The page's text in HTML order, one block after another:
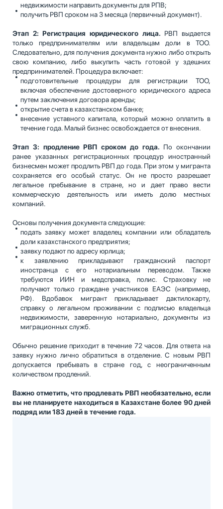
недвижимости направить документы для РПВ;
получить РВП сроком на 3 месяца (первичный документ).
Этап 2: Регистрация юридического лица. РВП выдается
только предпринимателям или владельцам доли в ТОО.
Следовательно, для получения документа нужно либо открыть
свою компанию, либо выкупить часть готовой у здешних
предпринимателей. Процедура включает:
подготовительные процедуры для регистрации ТОО,
включая обеспечение достоверного юридического адреса
путем заключения договора аренды;
открытие счета в казахстанском банке;
внесение уставного капитала, который можно оплатить в
течение года. Малый бизнес освобождается от внесения.
Этап 3: продление РВП сроком до года. По окончании
ранее указанных регистрационных процедур иностранный
бизнесмен может продлить РВП до года. При этом у мигранта
сохраняется его особый статус. Он не просто разрешает
легальное пребывание в стране, но и дает право вести
коммерческую деятельность или иметь долю местных
компаний.
Основы получения документа следующие:
подать заявку может владелец компании или обладатель
доли казахстанского предприятия;
заявку подают по адресу юрлица;
к заявлению прикладывают гражданский паспорт
иностранца с его нотариальным переводом. Также
требуются ИИН и медсправка, полис. Страховку не
получают только граждане участников ЕАЭС (например,
РФ). Вдобавок мигрант прикладывает дактилокарту,
справку о легальном проживании с подписью владельца
недвижимости, заверенную нотариально, документы из
миграционных служб.
Обычно решение приходит в течение 72 часов. Для ответа на
заявку нужно лично обратиться в отделение. С новым РВП
допускается пребывать в стране год, с неограниченным
количеством продлений.
Важно отметить, что продлевать РВП необязательно, если
вы не планируете находиться в Казахстане более 90 дней
подряд или 183 дней в течение года.